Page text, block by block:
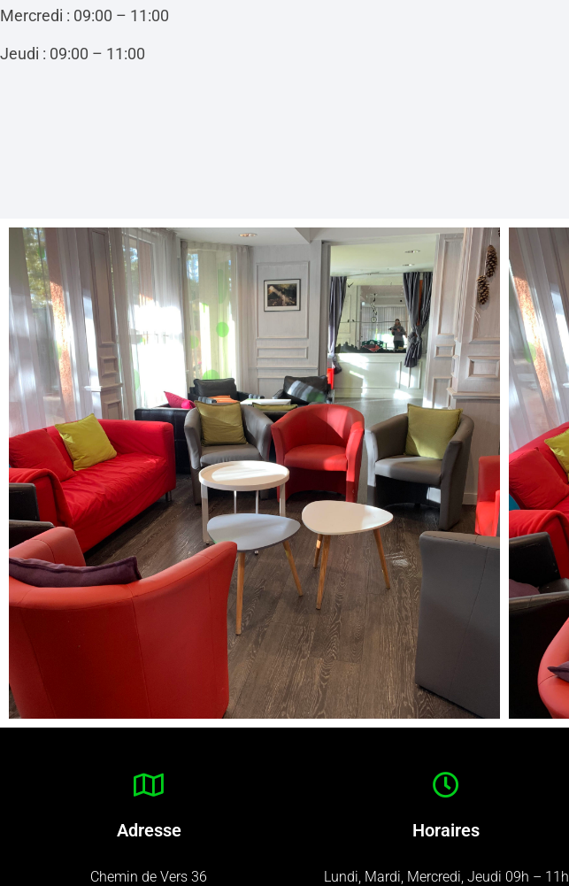
Mercredi : 09:00 – 11:00
Jeudi : 09:00 – 11:00
Adresse
Chemin de Vers 36
Horaires
Lundi, Mardi, Mercredi, Jeudi 09h – 11h